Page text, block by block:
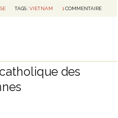
TAGS :VIETNAM 1 COMMENTAIRE
des